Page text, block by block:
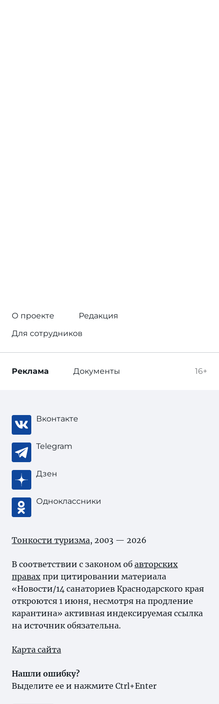
О проекте
Редакция
Для сотрудников
16+
Реклама Документы
Вконтакте
Telegram
Дзен
Одноклассники
Тонкости туризма, 2003 — 2026
В соответствии с законом об авторских
правах при цитировании материала
«Новости/14 санаториев Краснодарского края
откроются 1 июня, несмотря на продление
карантина» активная индексируемая ссылка
на источник обязательна.
Карта сайта
Нашли ошибку?
Выделите ее и нажмите Ctrl+Enter